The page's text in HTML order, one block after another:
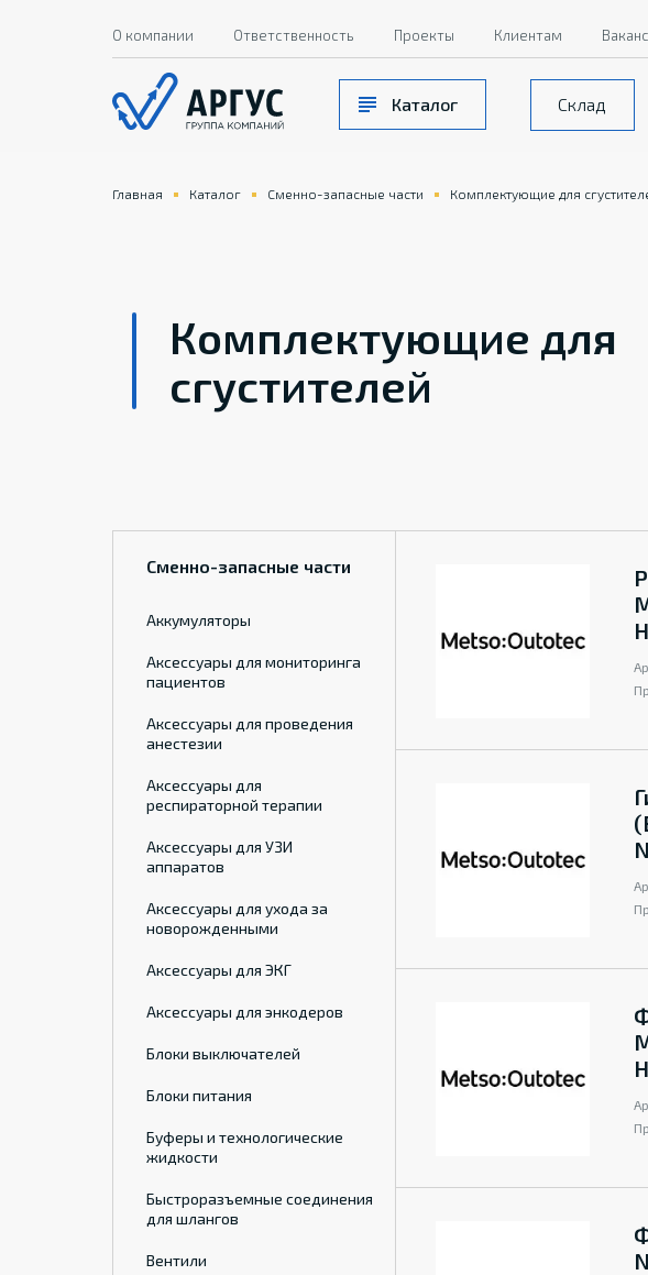
Каталог Склад
О компании Ответственность Проекты Клиентам
Главная Каталог Сменно-запасные части Комплектующие для
Комплектующие для
сгустителей
Сменно-запасные части
Аккумуляторы
Аксессуары для мониторинга
пациентов
Аксессуары для проведения
анестезии
Аксессуары для
респираторной терапии
Аксессуары для УЗИ
аппаратов
Аксессуары для ухода за
новорожденными
Аксессуары для ЭКГ
Аксессуары для энкодеров
Блоки выключателей
Блоки питания
Буферы и технологические
жидкости
Быстроразъемные соединения
для шлангов
Вентили